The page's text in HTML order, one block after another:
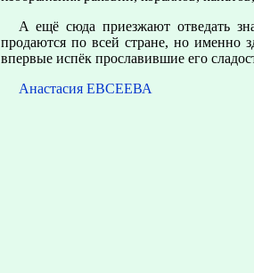
А ещё сюда приезжают отведать
продаются по всей стране, но именно
впервые испёк прославившие его
Анастасия ЕВСЕЕВА